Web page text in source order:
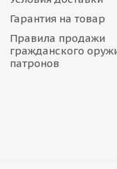
Гарантия на товар
Правила продажи
гражданского
патронов